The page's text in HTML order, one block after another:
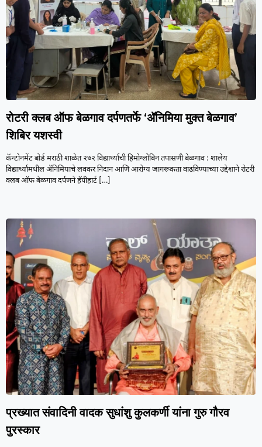
रोटरी क्लब ऑफ बेळगाव दर्पणतर्फे ‘ॲनिमिया मुक्त बेळगाव’
शिबिर यशस्वी
कॅन्टोनमेंट बोर्ड मराठी शाळेत २७२ विद्यार्थ्यांची हिमोग्लोबिन तपासणी बेळगाव : शालेय
विद्यार्थ्यांमधील ॲनिमियाचे लवकर निदान आणि आरोग्य जागरूकता वाढविण्याच्या उद्देशाने रोटरी
क्लब ऑफ बेळगाव दर्पणने हॅपीहार्ट […]
प्रख्यात संवादिनी वादक सुधांशु कुलकर्णी यांना गुरु गौरव
पुरस्कार